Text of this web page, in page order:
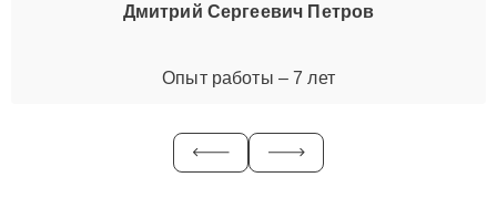
Дмитрий Сергеевич Петров
Опыт работы – 7 лет